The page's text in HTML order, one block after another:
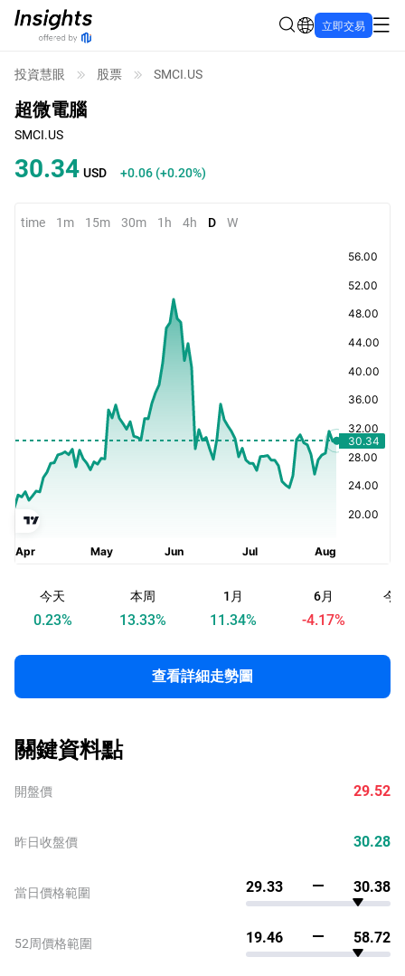
立即交易
投資慧眼 股票 SMCI.US
超微電腦
SMCI.US
30.35 USD +0.07 (+0.24%)
time 1m 15m 30m 1h 4h D W
今天
0.23%
本周
13.33%
1月
11.34%
6月
-4.17%
今
查看詳細走勢圖
關鍵資料點
開盤價
昨日收盤價
當日價格範圍
52周價格範圍
29.52
30.28
29.33 30.38
19.46 58.72